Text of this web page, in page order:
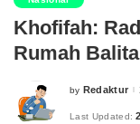
Khofifah:
Rumah
Posted
by Redaktur
Last Updated: